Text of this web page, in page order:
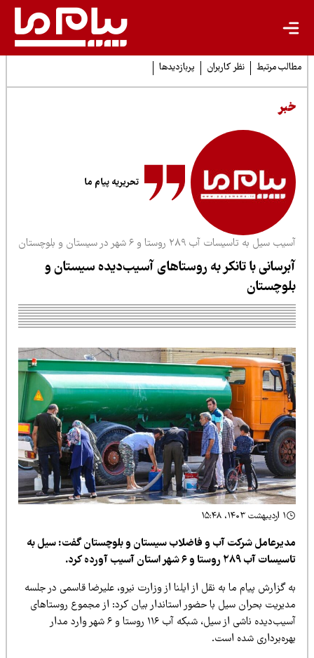
مرتبط نظر کاربران پربازدیدها
تحریریه پیام ما
سیل به تاسیسات آب ۲۸۹ روستا و ۶ شهر در سیستان و بلوچستان
با تانکر به روستاهای آسیب‌دیده سیستان و
شرکت آب و فاضلاب سیستان و بلوچستان گفت: سیل به
آب ۲۸۹ روستا و ۶ شهر استان آسیب آورده کرد.
گزارش پیام ما به نقل از ایلنا از وزارت نیرو، علیرضا قاسمی در جلسه
بحران سیل با حضور استاندار بیان کرد: از مجموع روستاهای
آسیب‌دیده ناشی از سیل، شبکه آب ۱۱۶ روستا و ۶ شهر وارد مدار
شده است.